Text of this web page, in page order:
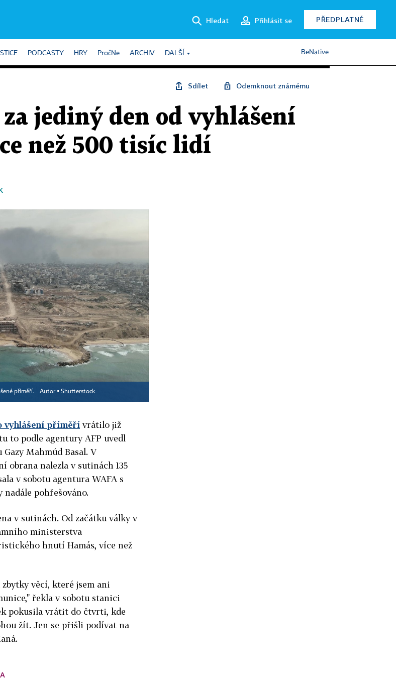
Hledat Přihlásit se PŘEDPLATNÉ
PODCASTY HRY PročNe ARCHIV DALŠÍ BeNative
Sdílet Odemknout známému
za jediný den od vyhlášení
než 500 tisíc lidí
příměří. Autor ▪ Shutterstock
vyhlášení příměří vrátilo již
to podle agentury AFP uvedl
Mahmúd Basal. V
obrana nalezla v sutinách 135
v sobotu agentura WAFA s
nadále pohřešováno.
v sutinách. Od začátku války v
ministerstva
hnutí Hamás, více než
zbytky věcí, které jsem ani
řekla v sobotu stanici
pokusila vrátit do čtvrti, kde
žít. Jen se přišli podívat na